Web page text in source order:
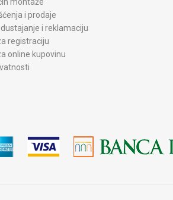
i prodaje
i reklamaciju
registraciju
online kupovinu